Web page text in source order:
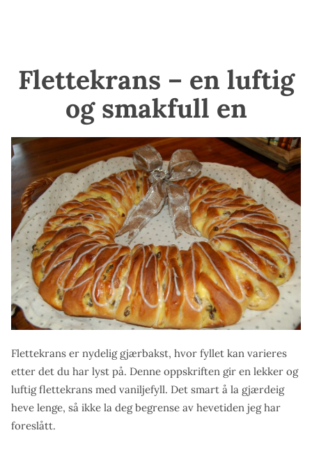
Flettekrans – en luftig
og smakfull en
Flettekrans er nydelig gjærbakst, hvor fyllet kan varieres
etter det du har lyst på. Denne oppskriften gir en lekker og
luftig flettekrans med vaniljefyll. Det smart å la gjærdeig
heve lenge, så ikke la deg begrense av hevetiden jeg har
foreslått.